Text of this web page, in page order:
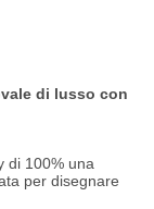
di lusso con
di 100% una
per disegnare